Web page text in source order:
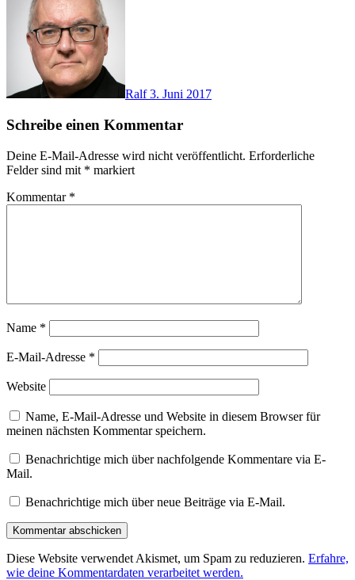
Ralf3. Juni 2017
Schreibe einen Kommentar
Deine E-Mail-Adresse wird nicht veröffentlicht. Erforderliche
Felder sind mit * markiert
Kommentar *
Name *
E-Mail-Adresse *
Website
Name, E-Mail-Adresse und Website in diesem Browser für
meinen nächsten Kommentar speichern.
Benachrichtige mich über nachfolgende Kommentare via E-
Mail.
Benachrichtige mich über neue Beiträge via E-Mail.
Diese Website verwendet Akismet, um Spam zu reduzieren. Erfahre,
wie deine Kommentardaten verarbeitet werden.